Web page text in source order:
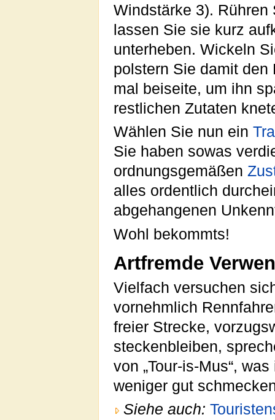
Windstärke 3).
lassen Sie sie kurz
unterheben. Wickeln
polstern Sie damit den
mal beiseite, um ihn
restlichen Zutaten
Wählen Sie nun ein
Sie haben sowas
ordnungsgemäßen
alles ordentlich
abgehangenen
Wohl bekommts!
Artfremde
Vielfach versuchen
vornehmlich
freier Strecke,
steckenbleiben,
von „Tour-is-Mus“,
weniger gut
Siehe auch: